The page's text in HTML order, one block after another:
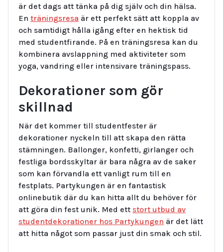
är det dags att tänka på dig själv och din hälsa.
En träningsresa är ett perfekt sätt att koppla av
och samtidigt hålla igång efter en hektisk tid
med studentfirande. På en träningsresa kan du
kombinera avslappning med aktiviteter som
yoga, vandring eller intensivare träningspass.
Dekorationer som gör
skillnad
När det kommer till studentfester är
dekorationer nyckeln till att skapa den rätta
stämningen. Ballonger, konfetti, girlanger och
festliga bordsskyltar är bara några av de saker
som kan förvandla ett vanligt rum till en
festplats. Partykungen är en fantastisk
onlinebutik där du kan hitta allt du behöver för
att göra din fest unik. Med ett stort utbud av
studentdekorationer hos Partykungen är det lätt
att hitta något som passar just din smak och stil.